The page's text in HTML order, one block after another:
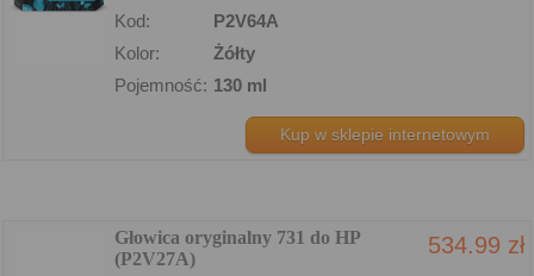
Kod:
P2V64A
Kolor:
Żółty
Pojemność: 130 ml
Kup w sklepie internetowym
Głowica oryginalny 731 do HP
(P2V27A)
534.99 zł